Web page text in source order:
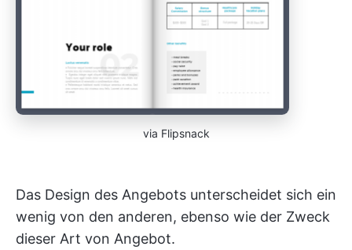
via Flipsnack
Das Design des Angebots unterscheidet sich ein
wenig von den anderen, ebenso wie der Zweck
dieser Art von Angebot.